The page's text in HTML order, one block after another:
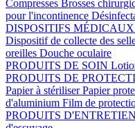
Compresses Brosses
pour l'incontinence
DISPOSITIFS MÉDICAUX
Dispositif de collecte des
oreilles Douche oculaire
PRODUITS DE SOIN
PRODUITS DE
Papier à stériliserPapier
d'aluminium Film de
PRODUITS D'ENTRETIEN